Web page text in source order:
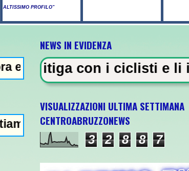
ALTISSIMO PROFILO"
azione -
L'Italia U21 il 5 ottobre a
NEWS IN EVIDENZA
i ciclisti e li investe,
VISUALIZZAZIONI ULTIMA SETTIMANA
CENTROABRUZZONEWS
3 2 8 8 7